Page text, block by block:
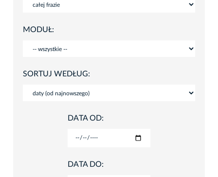
MODUŁ:
SORTUJ WEDŁUG:
DATA OD:
DATA DO: